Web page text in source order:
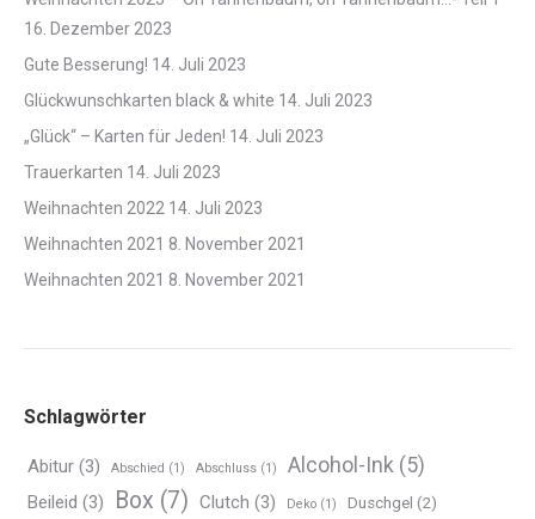
16. Dezember 2023
Gute Besserung! 14. Juli 2023
Glückwunschkarten black & white 14. Juli 2023
„Glück“ – Karten für Jeden! 14. Juli 2023
Trauerkarten 14. Juli 2023
Weihnachten 2022 14. Juli 2023
Weihnachten 2021 8. November 2021
Weihnachten 2021 8. November 2021
Schlagwörter
Abitur (3) Abschied (1) Abschluss (1) Alcohol-Ink (5)
Beileid (3) Box (7) Clutch (3) Deko (1) Duschgel (2)